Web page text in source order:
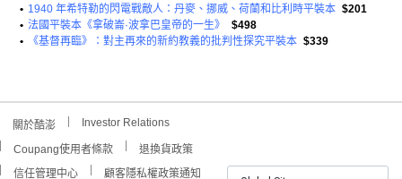
• 1940 年希特勒的閃電戰敵人：丹麥、挪威、荷蘭和比利時平裝本 $201
• 法國平裝本《拿破崙·波拿巴皇帝的一生》
$498
•
《基督再臨》：對主再來的新約教義的批判性探究平裝本 $339
關於酷澎 Investor Relations
Coupang使用者條款
退換貨政策
信任管理中心
顧客隱私權政策通知